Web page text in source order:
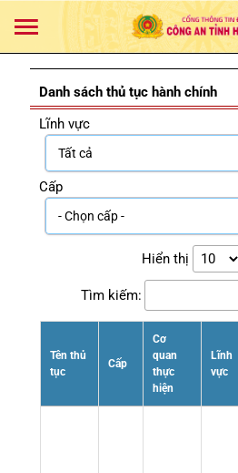
Danh sách thủ tục hành chính
Lĩnh vực
Cấp
Hiển thị
Tìm kiếm:
Tên thủ
tục
Cấp
Cơ
quan
thực
hiện
Lĩnh
vực